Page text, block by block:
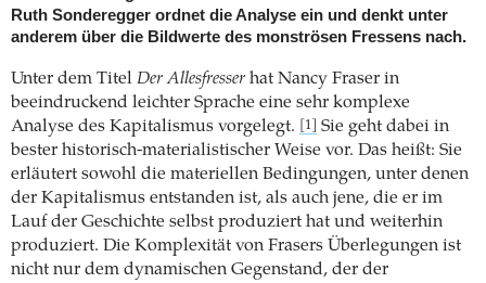
Ruth Sonderegger ordnet die Analyse ein und denkt unter
anderem über die Bildwerte des monströsen Fressens nach.
Unter dem Titel Der Allesfresser hat Nancy Fraser in
beeindruckend leichter Sprache eine sehr komplexe
Analyse des Kapitalismus vorgelegt.
[1]
Sie geht dabei in
bester historisch-materialistischer Weise vor. Das heißt: Sie
erläutert sowohl die materiellen Bedingungen, unter denen
der Kapitalismus entstanden ist, als auch jene, die er im
Lauf der Geschichte selbst produziert hat und weiterhin
produziert. Die Komplexität von Frasers Überlegungen ist
nicht nur dem dynamischen Gegenstand, der der